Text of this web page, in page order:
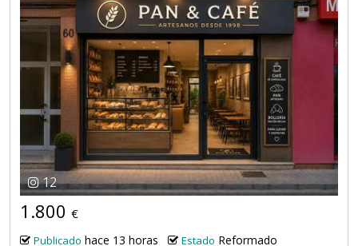
12
1.800 €
Publicado hace 13 horas Estado Reformado